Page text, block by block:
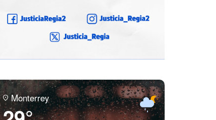
Monterrey